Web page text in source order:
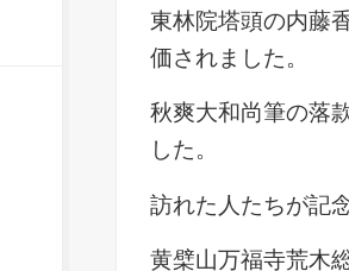
東林院塔頭の内藤
価されました。
秋爽大和尚筆の落
した。
訪れた人たちが記
黄檗山万福寺荒木